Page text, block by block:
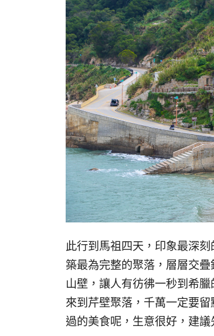
此行到馬祖四天，印象最深
築最為完整的聚落，層層交
山壁，讓人有彷彿一秒到希
來到芹壁聚落，千萬一定要
過的美食呢，生意很好，建議